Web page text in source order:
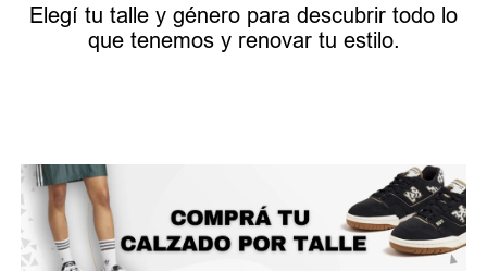
Elegí tu talle y género para descubrir todo lo
que tenemos y renovar tu estilo.